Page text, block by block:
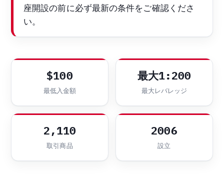
座開設の前に必ず最新の条件をご確認くださ
い。
$100
最低入金額
最大1:200
最大レバレッジ
2,110
取引商品
2006
設立